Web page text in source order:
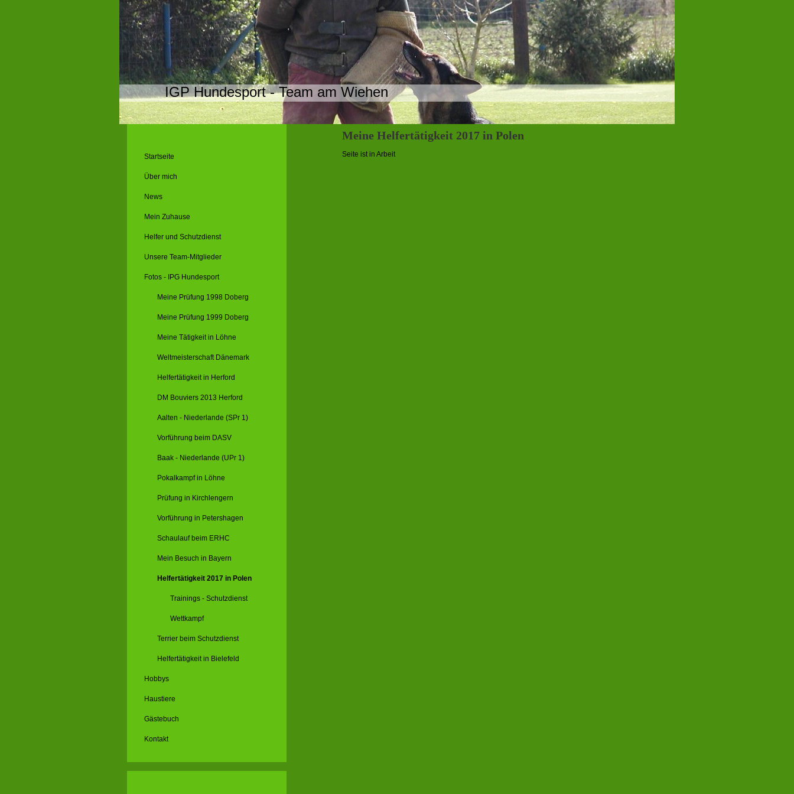
IGP Hundesport - Team am Wiehen
Meine Helfertätigkeit 2017 in Polen
Seite ist in Arbeit
Startseite
Über mich
News
Mein Zuhause
Helfer und Schutzdienst
Unsere Team-Mitglieder
Fotos - IPG Hundesport
Meine Prüfung 1998 Doberg
Meine Prüfung 1999 Doberg
Meine Tätigkeit in Löhne
Weltmeisterschaft Dänemark
Helfertätigkeit in Herford
DM Bouviers 2013 Herford
Aalten - Niederlande (SPr 1)
Vorführung beim DASV
Baak - Niederlande (UPr 1)
Pokalkampf in Löhne
Prüfung in Kirchlengern
Vorführung in Petershagen
Schaulauf beim ERHC
Mein Besuch in Bayern
Helfertätigkeit 2017 in Polen
Trainings - Schutzdienst
Wettkampf
Terrier beim Schutzdienst
Helfertätigkeit in Bielefeld
Hobbys
Haustiere
Gästebuch
Kontakt